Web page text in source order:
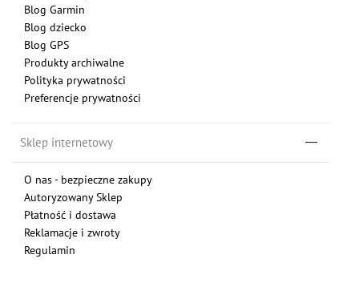
Blog Garmin
Blog dziecko
Blog GPS
Produkty archiwalne
Polityka prywatności
Preferencje prywatności
Sklep internetowy
O nas - bezpieczne zakupy
Autoryzowany Sklep
Płatność i dostawa
Reklamacje i zwroty
Regulamin